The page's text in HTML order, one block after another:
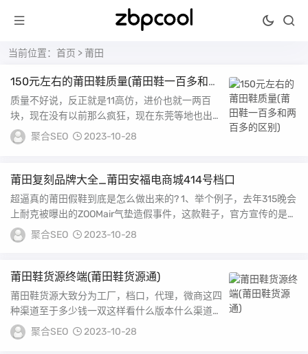
当前位置： 首页 > 莆田
150元左右的莆田鞋质量(莆田鞋一百多和两
百多的区别)
质量不好说，反正就是11高仿，进价也就一两百
块，现在没有以前那么疯狂，现在东莞等地也出现
不少像莆田那样的高仿鞋；莆田鞋的五个等级 1普
通...
聚合SEO 2023-10-28
莆田复刻品牌大全_莆田安福电商城414号档口
超逼真的莆田假鞋到底是怎么做出来的? 1、举个例子，去年315晚会
上耐克被曝出的ZOOMair气垫造假事件，这款鞋子，官方宣传的是气
垫大...聚合SEO 2023-10-28
莆田鞋货源终端(莆田鞋货源通)
莆田鞋货源大致分为工厂，档口，代理，微商这四
种渠道至于多少钱一双这样看什么版本什么渠道，
莆田鞋分为通货，真标，公司级和纯原四个版本，
不同...
聚合SEO 2023-10-28